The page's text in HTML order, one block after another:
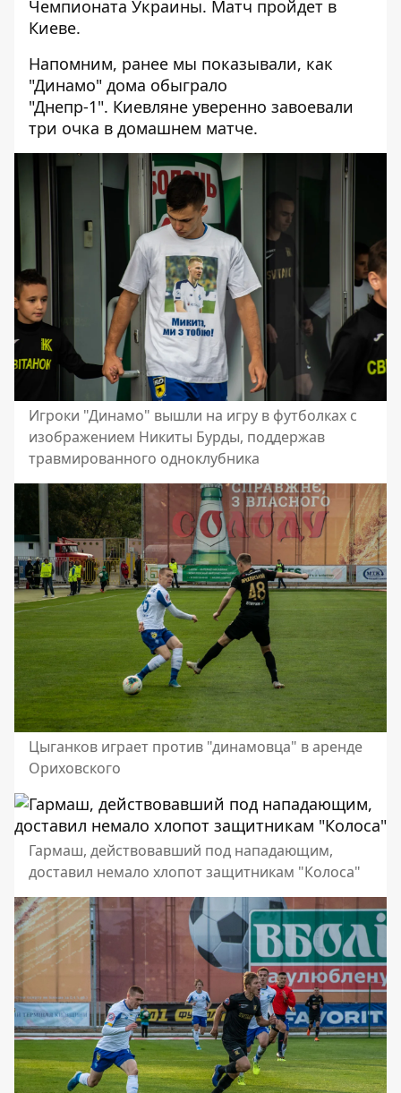
Чемпионата Украины. Матч пройдет в
Киеве.
Напомним, ранее мы показывали, как
"Динамо" дома обыграло
"Днепр-1". Киевляне уверенно завоевали
три очка в домашнем матче.
Игроки "Динамо" вышли на игру в футболках с
изображением Никиты Бурды, поддержав
травмированного одноклубника
Цыганков играет против "динамовца" в аренде
Ориховского
Гармаш, действовавший под нападающим,
доставил немало хлопот защитникам "Колоса"